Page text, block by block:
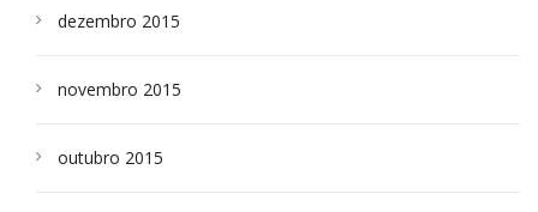
dezembro 2015
novembro 2015
outubro 2015